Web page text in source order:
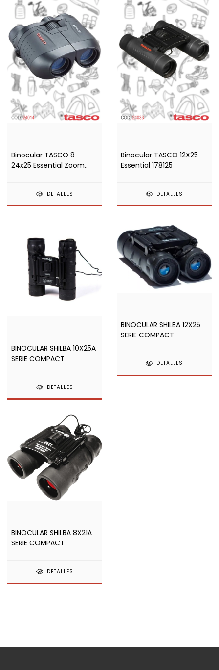
Binocular TASCO 8-
24x25 Essential Zoom
DETALLES
Binocular TASCO 12X25
Essential 178125
DETALLES
BINOCULAR SHILBA 10X25A
SERIE COMPACT
DETALLES
BINOCULAR SHILBA 12X25
SERIE COMPACT
DETALLES
BINOCULAR SHILBA 8X21A
SERIE COMPACT
DETALLES